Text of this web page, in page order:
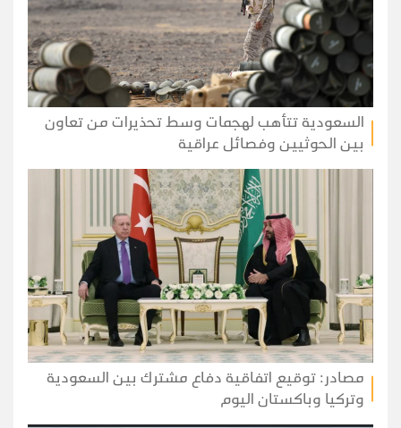
السعودية تتأهب لهجمات وسط تحذيرات من تعاون
بين الحوثيين وفصائل عراقية
مصادر: توقيع اتفاقية دفاع مشترك بين السعودية
وتركيا وباكستان اليوم